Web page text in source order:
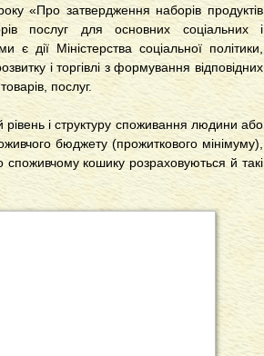
«Про затвердження наборів продуктів
послуг для основних соціальних і
дії Міністерства соціальної політики,
і торгівлі з формування відповідних
послуг.
і структуру споживання людини або
бюджету (прожиткового мінімуму),
споживчому кошику розраховуються й такі